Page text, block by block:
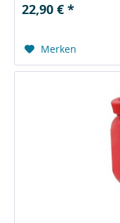
22,90 € *
Merken